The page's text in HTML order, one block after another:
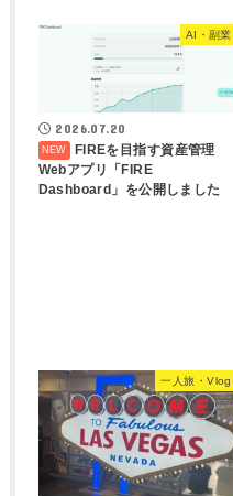
AI・副業
2026.07.20
FIREを目指す資産管理
Webアプリ「FIRE
Dashboard」を公開しました
一人旅・Vlog